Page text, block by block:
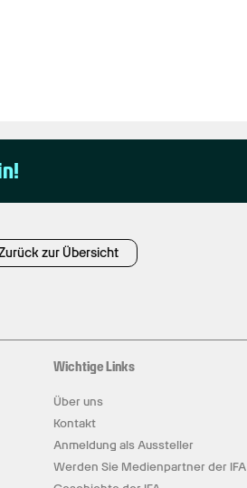
zur Übersicht
Wichtige Links
Über uns
Kontakt
Anmeldung als Aussteller
Werden Sie Medienpartner der IFA